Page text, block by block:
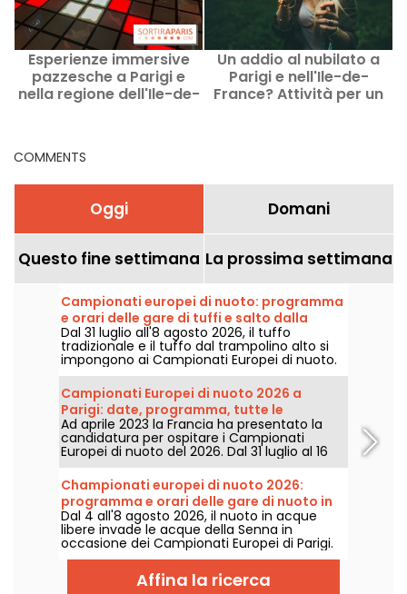
Esperienze immersive
pazzesche a Parigi e
nella regione dell'Ile-de-
Un addio al nubilato a
Parigi e nell'Ile-de-
France? Attività per un
COMMENTS
Oggi Domani
Questo fine settimana La prossima settimana
Campionati europei di nuoto: programma
e orari delle gare di tuffi e salto dalla
piattaforma
Dal 31 luglio all'8 agosto 2026, il tuffo
tradizionale e il tuffo dal trampolino alto si
impongono ai Campionati Europei di nuoto.
Tra la piscina olimpica di Saint-Denis e lo
scenario naturale della Senna, i migliori
tuffatori del continente si lanceranno in
acrobazie mozzafiato.
Campionati Europei di nuoto 2026 a
Parigi: date, programma, tutte le
informazioni sulla competizione
Ad aprile 2023 la Francia ha presentato la
candidatura per ospitare i Campionati
Europei di nuoto del 2026. Dal 31 luglio al 16
agosto, il Centro Acquatico Olimpico vi
aspetta per sostenere i nostri nuotatori.
Ecco tutte le informazioni da conoscere
sulla competizione e sulle prove!
Championati europei di nuoto 2026:
programma e orari delle gare di nuoto in
acque libere
Dal 4 all'8 agosto 2026, il nuoto in acque
libere invade le acque della Senna in
occasione dei Campionati Europei di Parigi.
Tra i 5 km, i 10 km e la staffetta mista, i
migliori maratoneti acquatici si sfideranno in
uno scenario naturale leggendario.
Affina la ricerca